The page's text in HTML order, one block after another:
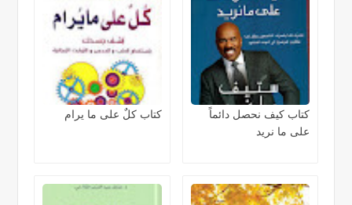
كتاب كيف نحصل دائماً
على ما نريد
كتاب كلٌ على ما يرام